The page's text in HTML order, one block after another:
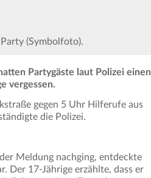
(Symbolfoto).
Partygäste laut Polizei einen
vergessen.
gegen 5 Uhr Hilferufe aus
die Polizei.
Meldung nachging, entdeckte
Der 17-Jährige erzählte, dass er